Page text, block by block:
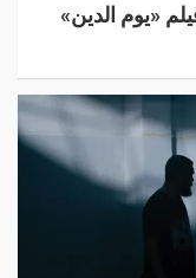
«يوم الدين»